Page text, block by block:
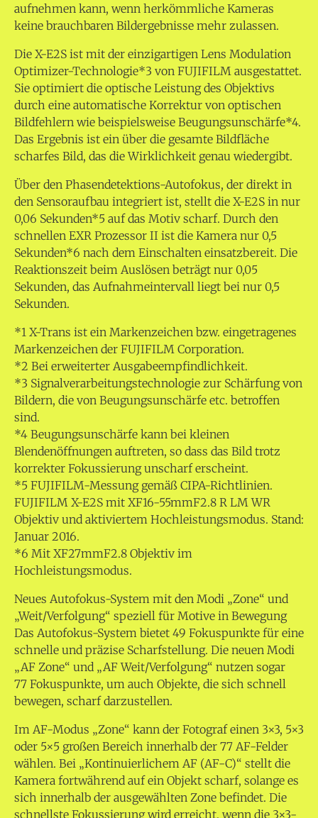
aufnehmen kann, wenn herkömmliche Kameras
keine brauchbaren Bildergebnisse mehr zulassen.
Die X-E2S ist mit der einzigartigen Lens Modulation
Optimizer-Technologie*3 von FUJIFILM ausgestattet.
Sie optimiert die optische Leistung des Objektivs
durch eine automatische Korrektur von optischen
Bildfehlern wie beispielsweise Beugungsunschärfe*4.
Das Ergebnis ist ein über die gesamte Bildfläche
scharfes Bild, das die Wirklichkeit genau wiedergibt.
Über den Phasendetektions-Autofokus, der direkt in
den Sensoraufbau integriert ist, stellt die X-E2S in nur
0,06 Sekunden*5 auf das Motiv scharf. Durch den
schnellen EXR Prozessor II ist die Kamera nur 0,5
Sekunden*6 nach dem Einschalten einsatzbereit. Die
Reaktionszeit beim Auslösen beträgt nur 0,05
Sekunden, das Aufnahmeintervall liegt bei nur 0,5
Sekunden.
*1 X-Trans ist ein Markenzeichen bzw. eingetragenes
Markenzeichen der FUJIFILM Corporation.
*2 Bei erweiterter Ausgabeempfindlichkeit.
*3 Signalverarbeitungstechnologie zur Schärfung von
Bildern, die von Beugungsunschärfe etc. betroffen
sind.
*4 Beugungsunschärfe kann bei kleinen
Blendenöffnungen auftreten, so dass das Bild trotz
korrekter Fokussierung unscharf erscheint.
*5 FUJIFILM-Messung gemäß CIPA-Richtlinien.
FUJIFILM X-E2S mit XF16-55mmF2.8 R LM WR
Objektiv und aktiviertem Hochleistungsmodus. Stand:
Januar 2016.
*6 Mit XF27mmF2.8 Objektiv im
Hochleistungsmodus.
Neues Autofokus-System mit den Modi „Zone“ und
„Weit/Verfolgung“ speziell für Motive in Bewegung
Das Autofokus-System bietet 49 Fokuspunkte für eine
schnelle und präzise Scharfstellung. Die neuen Modi
„AF Zone“ und „AF Weit/Verfolgung“ nutzen sogar
77 Fokuspunkte, um auch Objekte, die sich schnell
bewegen, scharf darzustellen.
Im AF-Modus „Zone“ kann der Fotograf einen 3×3, 5×3
oder 5×5 großen Bereich innerhalb der 77 AF-Felder
wählen. Bei „Kontinuierlichem AF (AF-C)“ stellt die
Kamera fortwährend auf ein Objekt scharf, solange es
sich innerhalb der ausgewählten Zone befindet. Die
schnellste Fokussierung wird erreicht, wenn die 3×3-